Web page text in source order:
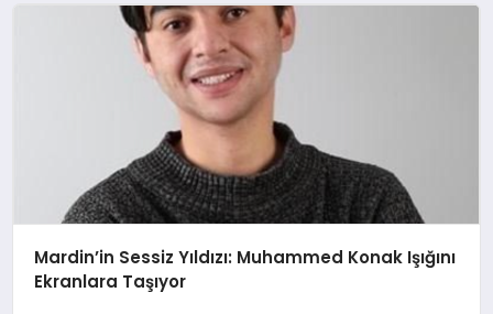
Mardin’in Sessiz Yıldızı: Muhammed Konak Işığını
Ekranlara Taşıyor